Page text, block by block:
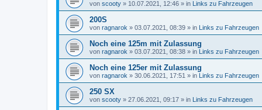
von scooty » 10.07.2021, 12:46 » in Links zu Fahrzeugen
200S
von ragnarok » 03.07.2021, 08:39 » in Links zu Fahrzeugen
Noch eine 125m mit Zulassung
von ragnarok » 03.07.2021, 08:38 » in Links zu Fahrzeugen
Noch eine 125er mit Zulassung
von ragnarok » 30.06.2021, 17:51 » in Links zu Fahrzeugen
250 SX
von scooty » 27.06.2021, 09:17 » in Links zu Fahrzeugen